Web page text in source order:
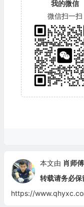
我的微信
微信扫一扫
本文由 肖师傅
转载请务必保
https://